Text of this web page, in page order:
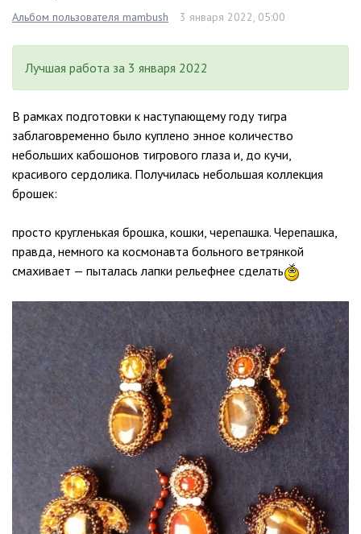
Альбом пользователя mambush 3 января 2022, 05:00
Лучшая работа за 3 января 2022
В рамках подготовки к наступающему году тигра
заблаговременно было куплено энное количество
небольших кабошонов тигрового глаза и, до кучи,
красивого сердолика. Получилась небольшая коллекция
брошек:
просто кругленькая брошка, кошки, черепашка. Черепашка,
правда, немного ка космонавта больного ветрянкой
смахивает — пыталась лапки рельефнее сделать